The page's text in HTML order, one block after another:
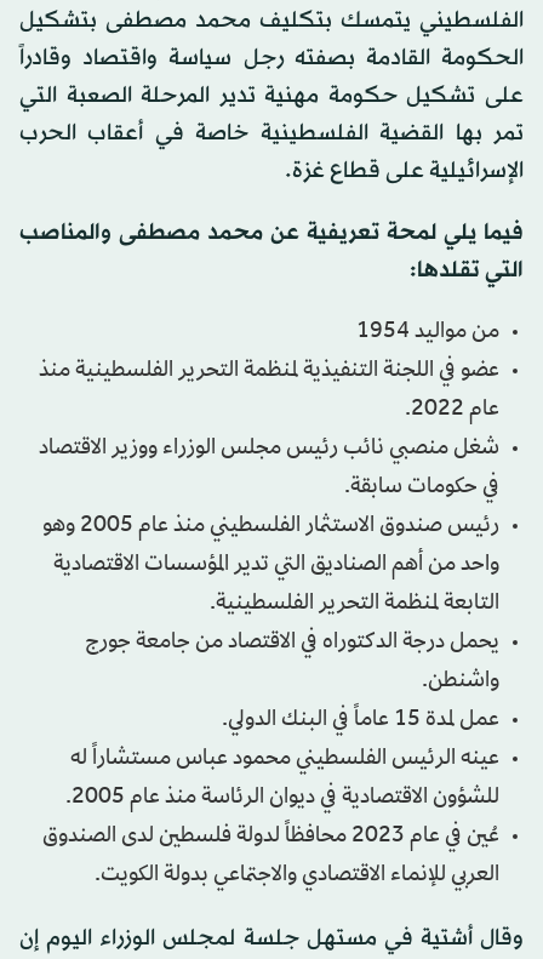
الفلسطيني يتمسك بتكليف محمد مصطفى بتشكيل
الحكومة القادمة بصفته رجل سياسة واقتصاد وقادراً
على تشكيل حكومة مهنية تدير المرحلة الصعبة التي
تمر بها القضية الفلسطينية خاصة في أعقاب الحرب
الإسرائيلية على قطاع غزة.
فيما يلي لمحة تعريفية عن محمد مصطفى والمناصب
التي تقلدها:
من مواليد 1954
عضو في اللجنة التنفيذية لمنظمة التحرير الفلسطينية منذ
عام 2022.
شغل منصبي نائب رئيس مجلس الوزراء ووزير الاقتصاد
في حكومات سابقة.
رئيس صندوق الاستثمار الفلسطيني منذ عام 2005 وهو
واحد من أهم الصناديق التي تدير المؤسسات الاقتصادية
التابعة لمنظمة التحرير الفلسطينية.
يحمل درجة الدكتوراه في الاقتصاد من جامعة جورج
واشنطن.
عمل لمدة 15 عاماً في البنك الدولي.
عينه الرئيس الفلسطيني محمود عباس مستشاراً له
للشؤون الاقتصادية في ديوان الرئاسة منذ عام 2005.
عُين في عام 2023 محافظاً لدولة فلسطين لدى الصندوق
العربي للإنماء الاقتصادي والاجتماعي بدولة الكويت.
وقال أشتية في مستهل جلسة لمجلس الوزراء اليوم إن